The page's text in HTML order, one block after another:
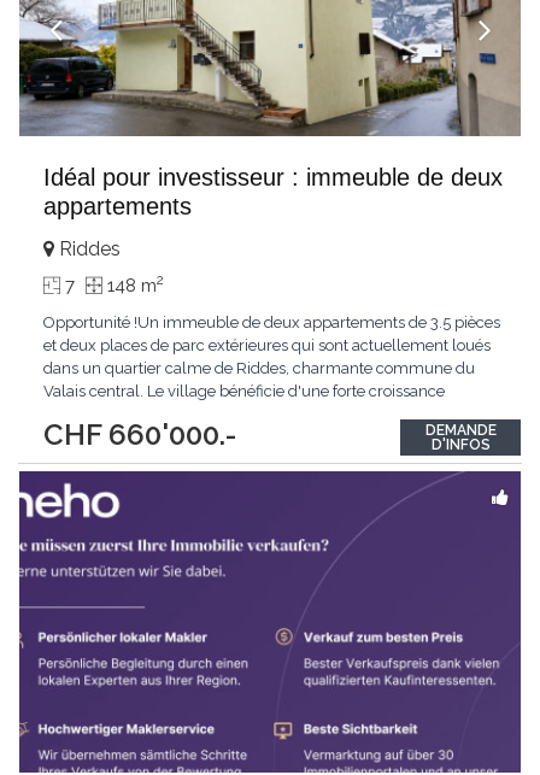
Idéal pour investisseur : immeuble de deux
appartements
CHF 660'000.-
Riddes
7 148 m2
Opportunité !Un immeuble de deux appartements de 3.5 pièces
et deux places de parc extérieures qui sont actuellement loués
dans un quartier calme de Riddes, charmante commune du
Valais central. Le village bénéficie d'une forte croissance
dynamique (notamment avec l'ouverture d'IKEA) et d'un cadre
de vie agréable entre plaine et montagne.Le...
DEMANDE
D'INFOS